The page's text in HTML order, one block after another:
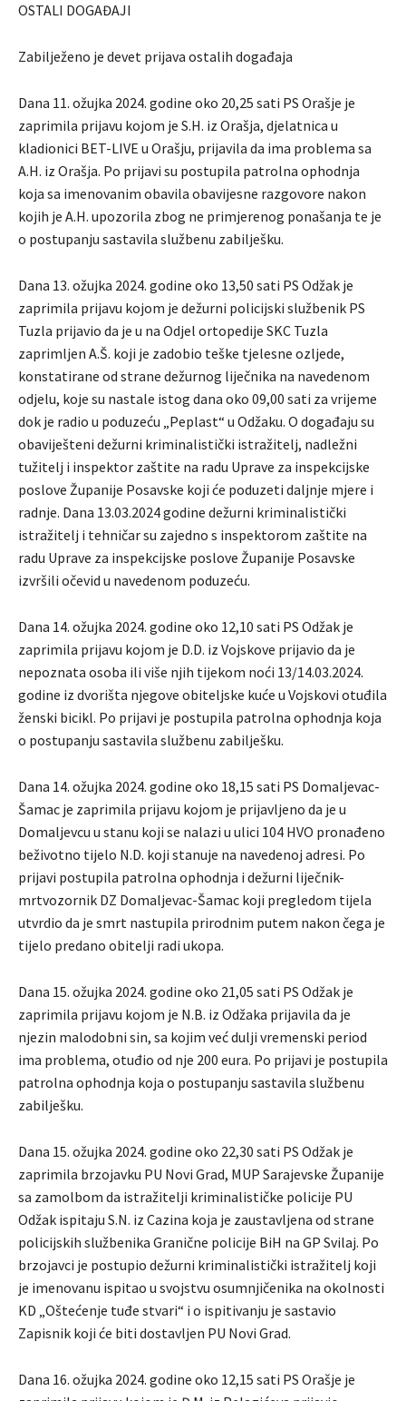
OSTALI DOGAĐAJI
Zabilježeno je devet prijava ostalih događaja
Dana 11. ožujka 2024. godine oko 20,25 sati PS Orašje je
zaprimila prijavu kojom je S.H. iz Orašja, djelatnica u
kladionici BET-LIVE u Orašju, prijavila da ima problema sa
A.H. iz Orašja. Po prijavi su postupila patrolna ophodnja
koja sa imenovanim obavila obavijesne razgovore nakon
kojih je A.H. upozorila zbog ne primjerenog ponašanja te je
o postupanju sastavila službenu zabilješku.
Dana 13. ožujka 2024. godine oko 13,50 sati PS Odžak je
zaprimila prijavu kojom je dežurni policijski službenik PS
Tuzla prijavio da je u na Odjel ortopedije SKC Tuzla
zaprimljen A.Š. koji je zadobio teške tjelesne ozljede,
konstatirane od strane dežurnog liječnika na navedenom
odjelu, koje su nastale istog dana oko 09,00 sati za vrijeme
dok je radio u poduzeću „Peplast“ u Odžaku. O događaju su
obaviješteni dežurni kriminalistički istražitelj, nadležni
tužitelj i inspektor zaštite na radu Uprave za inspekcijske
poslove Županije Posavske koji će poduzeti daljnje mjere i
radnje. Dana 13.03.2024 godine dežurni kriminalistički
istražitelj i tehničar su zajedno s inspektorom zaštite na
radu Uprave za inspekcijske poslove Županije Posavske
izvršili očevid u navedenom poduzeću.
Dana 14. ožujka 2024. godine oko 12,10 sati PS Odžak je
zaprimila prijavu kojom je D.D. iz Vojskove prijavio da je
nepoznata osoba ili više njih tijekom noći 13/14.03.2024.
godine iz dvorišta njegove obiteljske kuće u Vojskovi otuđila
ženski bicikl. Po prijavi je postupila patrolna ophodnja koja
o postupanju sastavila službenu zabilješku.
Dana 14. ožujka 2024. godine oko 18,15 sati PS Domaljevac-
Šamac je zaprimila prijavu kojom je prijavljeno da je u
Domaljevcu u stanu koji se nalazi u ulici 104 HVO pronađeno
beživotno tijelo N.D. koji stanuje na navedenoj adresi. Po
prijavi postupila patrolna ophodnja i dežurni liječnik-
mrtvozornik DZ Domaljevac-Šamac koji pregledom tijela
utvrdio da je smrt nastupila prirodnim putem nakon čega je
tijelo predano obitelji radi ukopa.
Dana 15. ožujka 2024. godine oko 21,05 sati PS Odžak je
zaprimila prijavu kojom je N.B. iz Odžaka prijavila da je
njezin malodobni sin, sa kojim već dulji vremenski period
ima problema, otuđio od nje 200 eura. Po prijavi je postupila
patrolna ophodnja koja o postupanju sastavila službenu
zabilješku.
Dana 15. ožujka 2024. godine oko 22,30 sati PS Odžak je
zaprimila brzojavku PU Novi Grad, MUP Sarajevske Županije
sa zamolbom da istražitelji kriminalističke policije PU
Odžak ispitaju S.N. iz Cazina koja je zaustavljena od strane
policijskih službenika Granične policije BiH na GP Svilaj. Po
brzojavci je postupio dežurni kriminalistički istražitelj koji
je imenovanu ispitao u svojstvu osumnjičenika na okolnosti
KD „Oštećenje tuđe stvari“ i o ispitivanju je sastavio
Zapisnik koji će biti dostavljen PU Novi Grad.
Dana 16. ožujka 2024. godine oko 12,15 sati PS Orašje je